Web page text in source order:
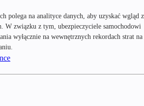
polega na analityce danych, aby uzyskać wgląd z
W związku z tym, ubezpieczyciele samochodowi
wyłącznie na wewnętrznych rekordach strat na